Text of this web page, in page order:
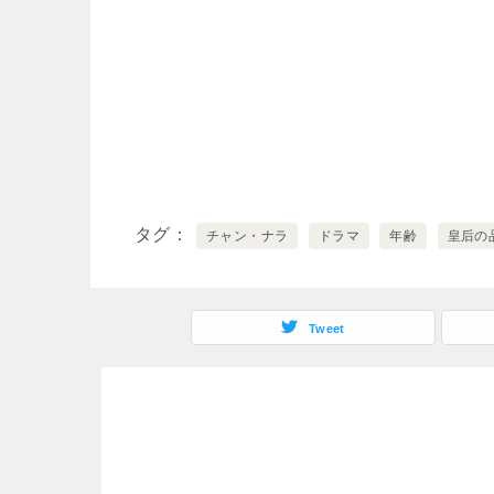
タグ チャン・ナラ ドラマ 年齢 皇后の
Tweet